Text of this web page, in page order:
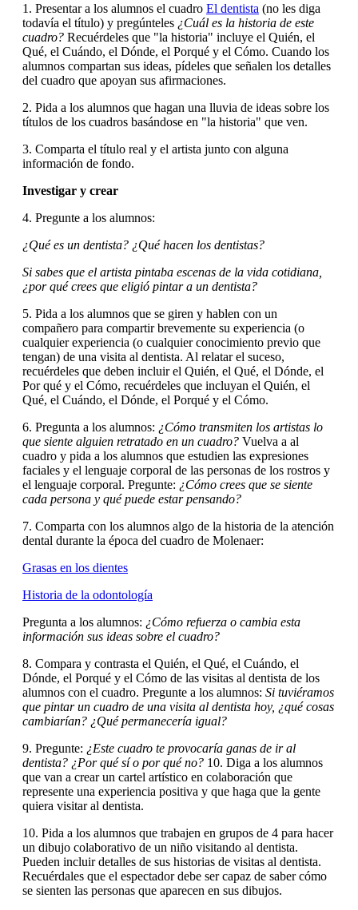
1. Presentar a los alumnos el cuadro El dentista (no les diga
todavía el título) y pregúnteles ¿Cuál es la historia de este
cuadro? Recuérdeles que "la historia" incluye el Quién, el
Qué, el Cuándo, el Dónde, el Porqué y el Cómo. Cuando los
alumnos compartan sus ideas, pídeles que señalen los detalles
del cuadro que apoyan sus afirmaciones.
2. Pida a los alumnos que hagan una lluvia de ideas sobre los
títulos de los cuadros basándose en "la historia" que ven.
3. Comparta el título real y el artista junto con alguna
información de fondo.
Investigar y crear
4. Pregunte a los alumnos:
¿Qué es un dentista? ¿Qué hacen los dentistas?
Si sabes que el artista pintaba escenas de la vida cotidiana,
¿por qué crees que eligió pintar a un dentista?
5. Pida a los alumnos que se giren y hablen con un
compañero para compartir brevemente su experiencia (o
cualquierexperiencia (o cualquier conocimiento previo que
tengan) de una visita al dentista. Al relatar el suceso,
recuérdeles que deben incluir el Quién, el Qué, el Dónde, el
Por qué y el Cómo, recuérdeles que incluyan el Quién, el
Qué, el Cuándo, el Dónde, el Porqué y el Cómo.
6. Pregunta a los alumnos: ¿Cómo transmiten los artistas lo
que siente alguien retratado en un cuadro? Vuelva a al
cuadro y pida a los alumnos que estudien las expresiones
faciales y el lenguaje corporal de las personas de los rostros y
el lenguaje corporal. Pregunte: ¿Cómo crees que se siente
cada persona y qué puede estar pensando?
7. Comparta con los alumnos algo de la historia de la atención
dental durante la época del cuadro de Molenaer:
Grasas en los dientes
Historia de la odontología
Pregunta a los alumnos: ¿Cómo refuerza o cambia esta
información sus ideas sobre el cuadro?
8. Compara y contrasta el Quién, el Qué, el Cuándo, el
Dónde, el Porqué y el Cómo de las visitas al dentista de los
alumnos con el cuadro. Pregunte a los alumnos: Si tuviéramos
que pintar un cuadro de una visita al dentista hoy, ¿qué cosas
cambiarían? ¿Qué permanecería igual?
9. Pregunte: ¿Este cuadro te provocaría ganas de ir al
dentista? ¿Por qué sí o por qué no? 10. Diga a los alumnos
que van a crear un cartel artístico en colaboración que
represente una experiencia positiva y que haga que la gente
quiera visitar al dentista.
10. Pida a los alumnos que trabajen en grupos de 4 para hacer
un dibujo colaborativo de un niño visitando al dentista.
Pueden incluir detalles de sus historias de visitas al dentista.
Recuérdales que el espectador debe ser capaz de saber cómo
se sienten las personas que aparecen en sus dibujos.